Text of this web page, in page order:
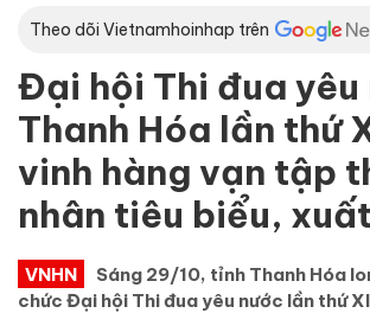
Theo dõi Vietnamhoinhap trên
Đại hội Thi đua yêu
Thanh Hóa lần thứ
vinh hàng vạn tập
nhân tiêu biểu,
VNHN
Sáng 29/10, tỉnh Thanh Hóa
chức Đại hội Thi đua yêu nước lần thứ